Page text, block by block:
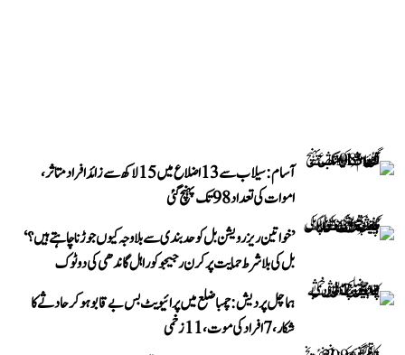
آسام: سیلاب سے 13 اضلاع میں 15 لاکھ سے زائد افراد متاثر،
اموات کی تعداد 98 تک پہنچ گئی
’خواتین ریزرویشن بل کو حدبندی سے بلا وجہ کیوں جوڑنا چاہتے ہیں؟‘
بل کی بلا شرط حمایت پر کرن رجیجو کو راہل گاندھی کی دوٹوک
ہماچل پردیش: چمبا ضلع میں پرائیویٹ بس بے قابو ہوکر حادثے کا
شکار، 7 افراد کی موت، 11 زخمی